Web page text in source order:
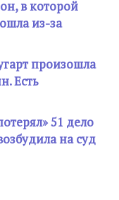
в которой
из-за
произошла
Есть
51 дело
на суд